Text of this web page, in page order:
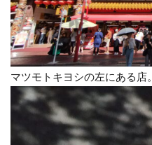
マツモトキヨシの左にある店。